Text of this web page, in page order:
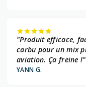
"Produit efficace,
carbu pour un mix
aviation. Ça freine !"
YANN G.